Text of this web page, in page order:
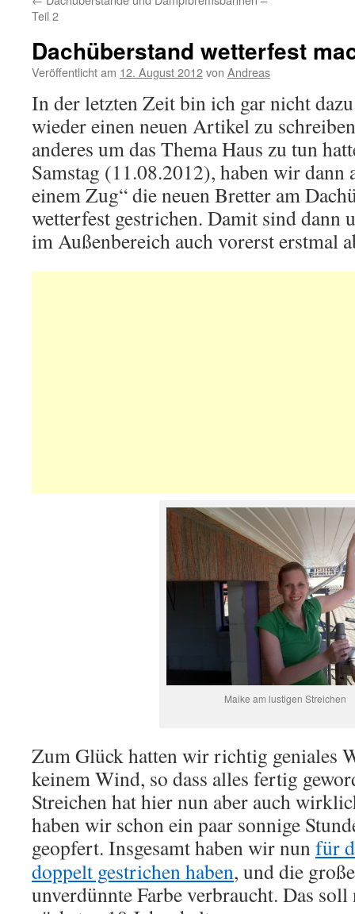
Teil 2
Dachüberstand wetterfest
Veröffentlicht am 12. August 2012von Andreas
In der letzten Zeit bin ich gar nicht
wieder einen neuen Artikel zu
anderes um das Thema Haus zu tun
Samstag (11.08.2012), haben wir dann
einem Zug“ die neuen Bretter am
wetterfest gestrichen. Damit sind dann
im Außenbereich auch vorerst erstmal
Maike am lustigen Streichen
Zum Glück hatten wir richtig geniales
keinem Wind, so dass alles fertig
Streichen hat hier nun aber auch
haben wir schon ein paar sonnige
geopfert. Insgesamt haben wir nunfür
doppelt gestrichen haben, und die
unverdünnte Farbe verbraucht. Das